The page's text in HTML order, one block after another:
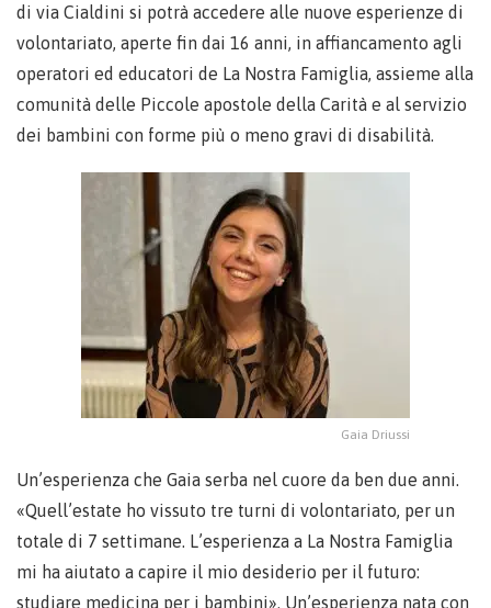
di via Cialdini si potrà accedere alle nuove esperienze di
volontariato, aperte fin dai 16 anni, in affiancamento agli
operatori ed educatori de La Nostra Famiglia, assieme alla
comunità delle Piccole apostole della Carità e al servizio
dei bambini con forme più o meno gravi di disabilità.
Gaia Driussi
Un’esperienza che Gaia serba nel cuore da ben due anni.
«Quell’estate ho vissuto tre turni di volontariato, per un
totale di 7 settimane. L’esperienza a La Nostra Famiglia
mi ha aiutato a capire il mio desiderio per il futuro:
studiare medicina per i bambini». Un’esperienza nata con